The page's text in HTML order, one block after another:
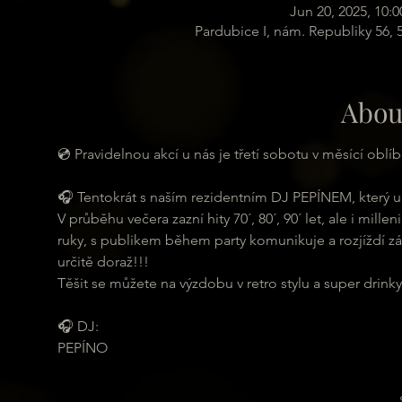
Jun 20, 2025,
Pardubice I, nám. Republiky 56,
💿 Pravidelnou akcí u nás je třetí sobotu v měsící
🎧 Tentokrát s naším rezidentním DJ PEPÍNEM, který
V průběhu večera zazní hity 70´, 80´, 90´ let, ale i
ruky, s publikem během party komunikuje a rozjíždí
určitě doraž!!!
Těšit se můžete na výzdobu v retro stylu a super
🎧 DJ:
PEPÍNO